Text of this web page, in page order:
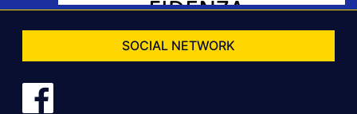
SOCIAL NETWORK